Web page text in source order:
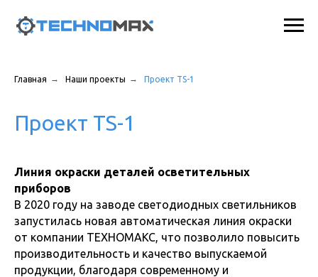
Главная → Наши проекты → Проект TS-1
Проект TS-1
Линия окраски деталей осветительных
приборов
В 2020 году на заводе светодиодных светильников
запустилась новая автоматическая линия окраски
от компании ТЕХНОМАКС, что позволило повысить
производительность и качество выпускаемой
продукции, благодаря современному и